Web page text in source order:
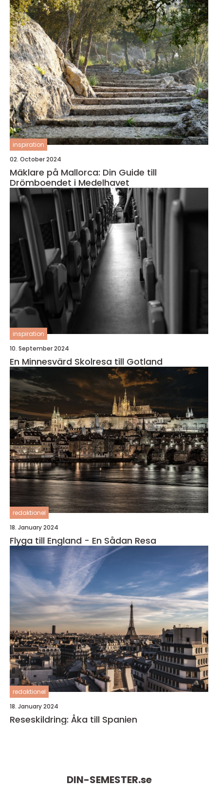
inspiration
02. October 2024
Mäklare på Mallorca: Din Guide till
Drömboendet i Medelhavet
inspiration
10. September 2024
En Minnesvärd Skolresa till Gotland
redaktionel
18. January 2024
Flyga till England - En Sådan Resa
redaktionel
18. January 2024
Reseskildring: Åka till Spanien
DIN-SEMESTER.se